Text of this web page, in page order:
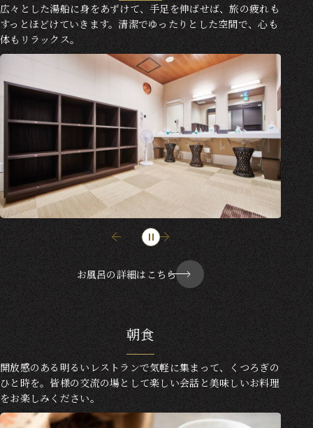
広々とした湯船に身をあずけて、手足を伸ばせば、旅の疲れも
すっとほどけていきます。清潔でゆったりとした空間で、心も
体もリラックス。
お風呂の詳細はこちら
朝食
開放感のある明るいレストランで気軽に集まって、くつろぎの
ひと時を。皆様の交流の場として楽しい会話と美味しいお料理
をお楽しみください。